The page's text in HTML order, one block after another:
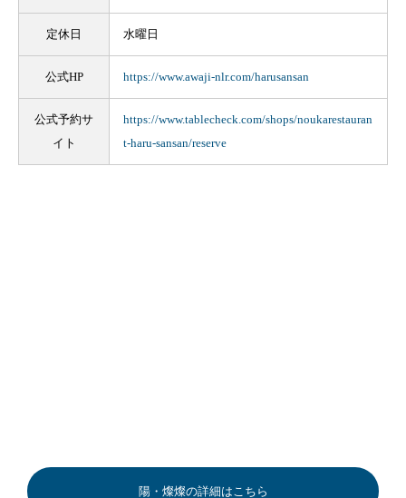
定休日 水曜日
公式HP https://www.awaji-nlr.com/harusansan
公式予約サ
イト
https://www.tablecheck.com/shops/noukarestauran
t-haru-sansan/reserve
陽・燦燦の詳細はこちら